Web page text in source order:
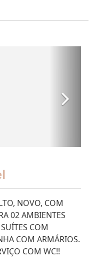
NOVO, COM
02 AMBIENTES
COM
COM ARMÁRIOS.
COM WC!!